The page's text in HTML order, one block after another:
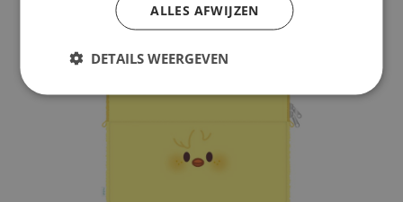
ALLES AFWIJZEN
DETAILS WEERGEVEN